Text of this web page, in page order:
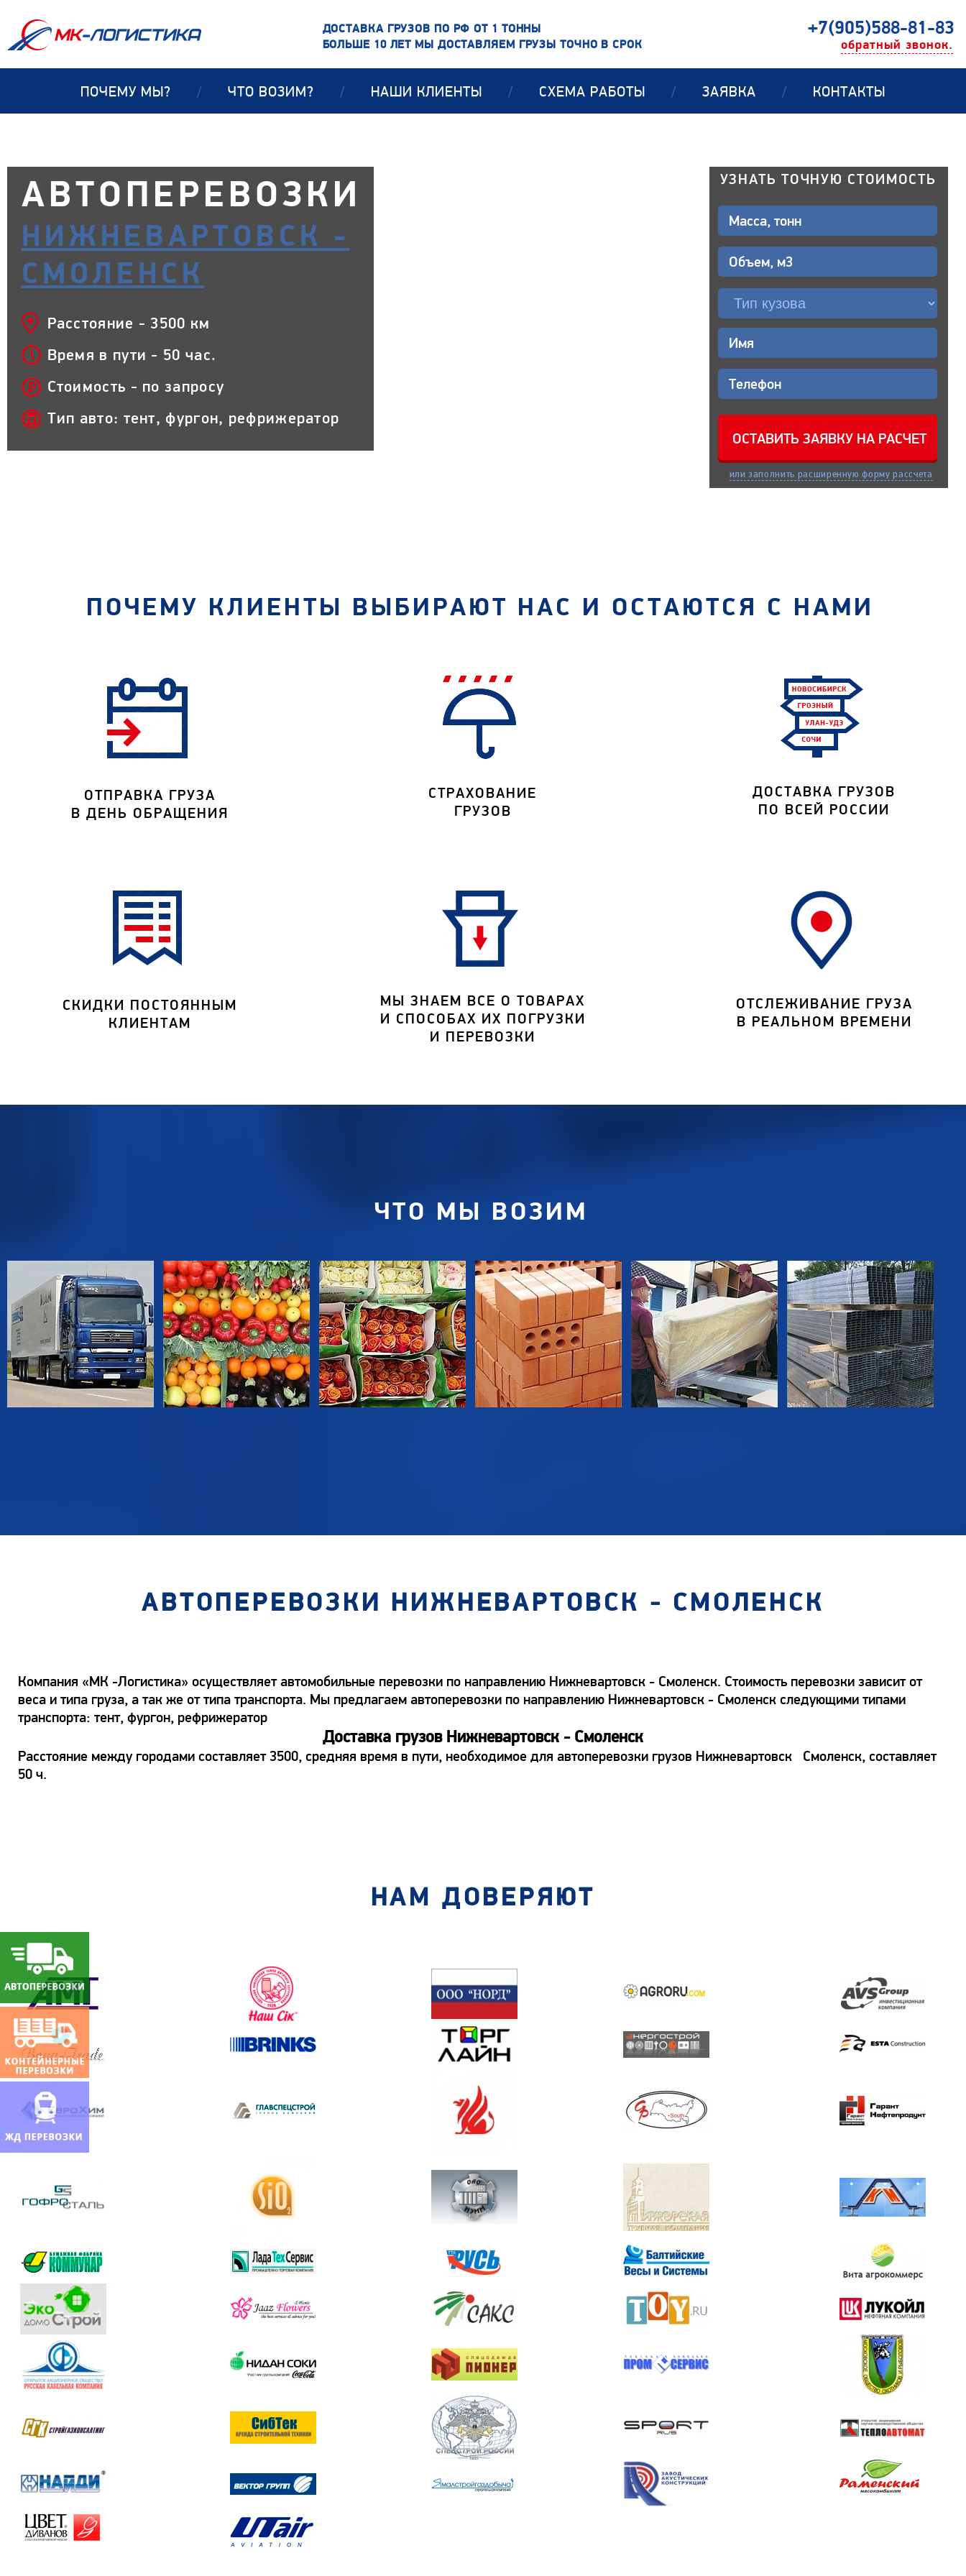
ДОСТАВКА ГРУЗОВ ПО РФ ОТ 1 ТОННЫ
БОЛЬШЕ 10 ЛЕТ МЫ ДОСТАВЛЯЕМ ГРУЗЫ ТОЧНО В СРОК
+7(905)588-81-83
обратный звонок.
ПОЧЕМУ МЫ? / ЧТО ВОЗИМ? / НАШИ КЛИЕНТЫ / СХЕМА РАБОТЫ / ЗАЯВКА / КОНТАКТЫ
АВТОПЕРЕВОЗКИ
НИЖНЕВАРТОВСК -
СМОЛЕНСК
Расстояние - 3500 км
Время в пути - 50 час.
Стоимость - по запросу
Тип авто: тент, фургон, рефрижератор
УЗНАТЬ ТОЧНУЮ СТОИМОСТЬ
или заполнить расширенную форму рассчета
ПОЧЕМУ КЛИЕНТЫ ВЫБИРАЮТ НАС И ОСТАЮТСЯ С НАМИ
ОТПРАВКА ГРУЗА
В ДЕНЬ ОБРАЩЕНИЯ
СТРАХОВАНИЕ
ГРУЗОВ
ДОСТАВКА ГРУЗОВ
ПО ВСЕЙ РОССИИ
СКИДКИ ПОСТОЯННЫМ
КЛИЕНТАМ
МЫ ЗНАЕМ ВСЕ О ТОВАРАХ
И СПОСОБАХ ИХ ПОГРУЗКИ
И ПЕРЕВОЗКИ
ОТСЛЕЖИВАНИЕ ГРУЗА
В РЕАЛЬНОМ ВРЕМЕНИ
ЧТО МЫ ВОЗИМ
АВТОПЕРЕВОЗКИ НИЖНЕВАРТОВСК - СМОЛЕНСК
Компания «МК -Логистика» осуществляет автомобильные перевозки по направлению Нижневартовск - Смоленск. Стоимость перевозки зависит от
веса и типа груза, а так же от типа транспорта. Мы предлагаем автоперевозки по направлению Нижневартовск - Смоленск следующими типами
транспорта: тент, фургон, рефрижератор
Доставка грузов Нижневартовск - Смоленск
Расстояние между городами составляет 3500, средняя время в пути, необходимое для автоперевозки грузов Нижневартовск Смоленск, составляет
50 ч.
НАМ ДОВЕРЯЮТ